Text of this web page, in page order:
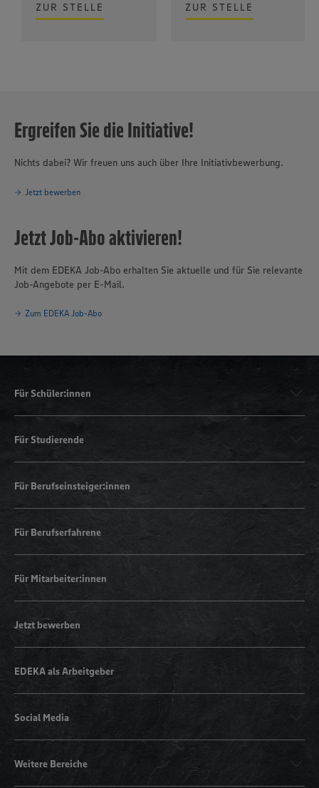
ZUR STELLE ZUR STELLE
Ergreifen Sie die Initiative!
Nichts dabei? Wir freuen uns auch über Ihre Initiativbewerbung.
Jetzt bewerben
Jetzt Job-Abo aktivieren!
Mit dem EDEKA Job-Abo erhalten Sie aktuelle und für Sie relevante
Job-Angebote per E-Mail.
Zum EDEKA Job-Abo
Für Schüler:innen
Für Studierende
Für Berufseinsteiger:innen
Für Berufserfahrene
Für Mitarbeiter:innen
Jetzt bewerben
EDEKA als Arbeitgeber
Social Media
Weitere Bereiche